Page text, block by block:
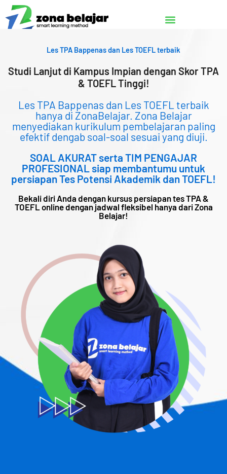
Lewati
ke
konten
Les TPA Bappenas dan Les TOEFL terbaik
Studi Lanjut di Kampus Impian dengan Skor TPA
& TOEFL Tinggi!
Les TPA Bappenas dan Les TOEFL terbaik
hanya di ZonaBelajar. Zona Belajar
menyediakan kurikulum pembelajaran paling
efektif dengab soal-soal sesuai yang diuji.
SOAL AKURAT serta TIM PENGAJAR
PROFESIONAL siap membantumu untuk
persiapan Tes Potensi Akademik dan TOEFL!
Bekali diri Anda dengan kursus persiapan tes TPA &
TOEFL online dengan jadwal fleksibel hanya dari Zona
Belajar!